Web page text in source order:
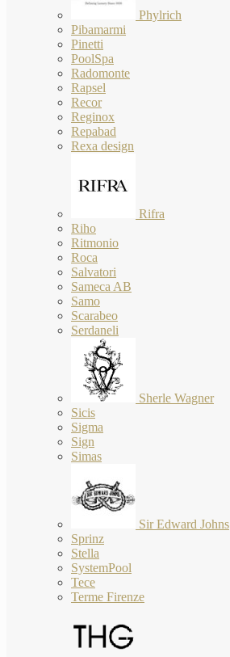
Phylrich
Pibamarmi
Pinetti
PoolSpa
Radomonte
Rapsel
Recor
Reginox
Repabad
Rexa design
Rifra
Riho
Ritmonio
Roca
Salvatori
Sameca AB
Samo
Scarabeo
Serdaneli
Sherle Wagner
Sicis
Sigma
Sign
Simas
Sir Edward Johns
Sprinz
Stella
SystemPool
Tece
Terme Firenze